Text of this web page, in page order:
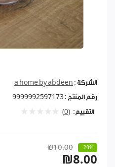
الشركة : a home by abdeen
رقم المنتج : 9999992597173
التقييم: (0)
₪10.00 -20%
₪8.00